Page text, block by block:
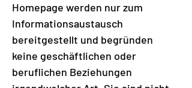
Homepage werden nur zum
Informationsaustausch
bereitgestellt und begründen
keine geschäftlichen oder
beruflichen Beziehungen